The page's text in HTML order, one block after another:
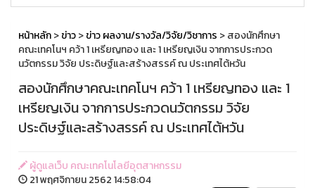
หน้าหลัก>ข่าว>ข่าว ผลงาน/รางวัล/วิจัย/วิชาการ > สองนักศึกษา
คณะเทคโนฯ คว้า 1 เหรียญทอง และ 1 เหรียญเงิน จากการประกวด
นวัตกรรม วิจัย ประดิษฐ์และสร้างสรรค์ ณ ประเทศไต้หวัน
สองนักศึกษาคณะเทคโนฯ คว้า 1 เหรียญทอง และ 1
เหรียญเงิน จากการประกวดนวัตกรรม วิจัย
ประดิษฐ์และสร้างสรรค์ ณ ประเทศไต้หวัน
ผู้ดูแลเว็บ คณะเทคโนโลยีอุตสาหกรรม
21 พฤศจิกายน 2562 14:58:04